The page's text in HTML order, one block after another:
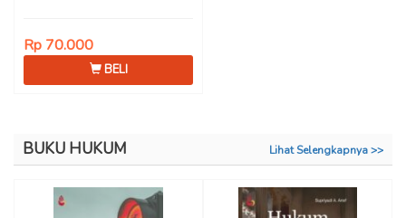
Rp 70.000
BELI
BUKU HUKUM Lihat Selengkapnya >>